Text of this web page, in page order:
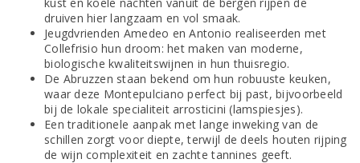
druiven hier langzaam en vol smaak.
Jeugdvrienden Amedeo en Antonio realiseerden met
Collefrisio hun droom: het maken van moderne,
biologische kwaliteitswijnen in hun thuisregio.
De Abruzzen staan bekend om hun robuuste keuken,
waar deze Montepulciano perfect bij past, bijvoorbeeld
bij de lokale specialiteit arrosticini (lamspiesjes).
Een traditionele aanpak met lange inweking van de
schillen zorgt voor diepte, terwijl de deels houten rijping
de wijn complexiteit en zachte tannines geeft.